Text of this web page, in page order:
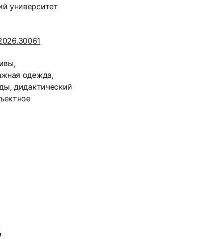
университет
одежда,
дидактический